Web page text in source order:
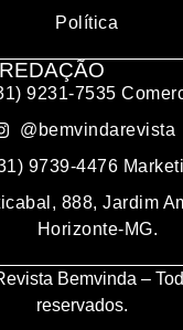
Política
9231-7535
@bemvindarevista
9739-4476
888, Jardim
Horizonte-MG.
Bemvinda –
reservados.